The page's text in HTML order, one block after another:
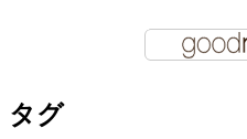
タグ